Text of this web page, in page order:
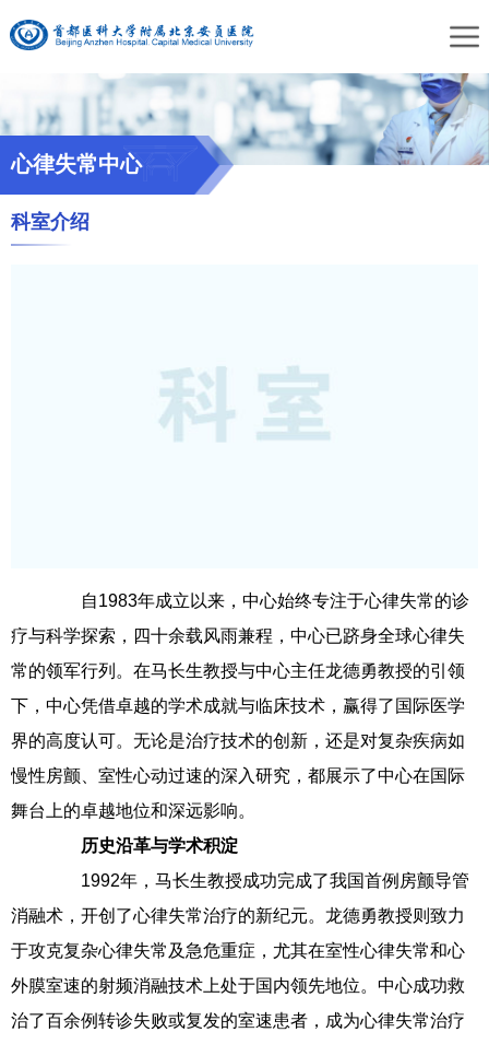
心律失常中心
科室介绍
自1983年成立以来，中心始终专注于心律失常的诊
疗与科学探索，四十余载风雨兼程，中心已跻身全球心律失
常的领军行列。在马长生教授与中心主任龙德勇教授的引领
下，中心凭借卓越的学术成就与临床技术，赢得了国际医学
界的高度认可。无论是治疗技术的创新，还是对复杂疾病如
慢性房颤、室性心动过速的深入研究，都展示了中心在国际
舞台上的卓越地位和深远影响。
历史沿革与学术积淀
1992年，马长生教授成功完成了我国首例房颤导管
消融术，开创了心律失常治疗的新纪元。龙德勇教授则致力
于攻克复杂心律失常及急危重症，尤其在室性心律失常和心
外膜室速的射频消融技术上处于国内领先地位。中心成功救
治了百余例转诊失败或复发的室速患者，成为心律失常治疗